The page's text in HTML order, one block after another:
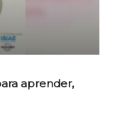
aprender,